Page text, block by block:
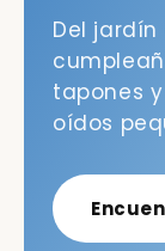
Del
tapones
oídos